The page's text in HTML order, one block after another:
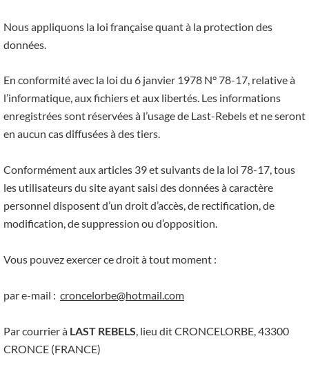
Nous appliquons la loi française quant à la protection des
données.
En conformité avec la loi du 6 janvier 1978 N° 78-17, relative à
l’informatique, aux fichiers et aux libertés. Les informations
enregistrées sont réservées à l’usage de Last-Rebels et ne seront
en aucun cas diffusées à des tiers.
Conformément aux articles 39 et suivants de la loi 78-17, tous
les utilisateurs du site ayant saisi des données à caractère
personnel disposent d’un droit d’accès, de rectification, de
modification, de suppression ou d’opposition.
Vous pouvez exercer ce droit à tout moment :
par e-mail : croncelorbe@hotmail.com
Par courrier à LAST REBELS, lieu dit CRONCELORBE, 43300
CRONCE (FRANCE)